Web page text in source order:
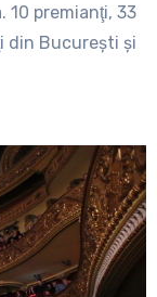
10 premianţi, 33
din Bucureşti şi